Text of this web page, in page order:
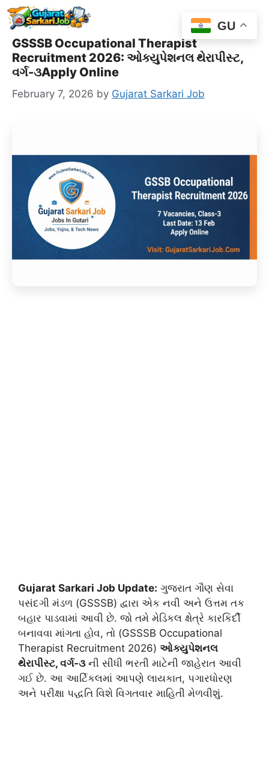
Skip
to
content
GSSSB Occupational Therapist
Recruitment 2026: ઓક્યુપેશનલ થેરાપીસ્ટ,
વર્ગ-૩Apply Online
February 7, 2026 by Gujarat Sarkari Job
Gujarat Sarkari Job Update: ગુજરાત ગૌણ સેવા
પસંદગી મંડળ (GSSSB) દ્વારા એક નવી અને ઉત્તમ તક
બહાર પાડવામાં આવી છે. જો તમે મેડિકલ ક્ષેત્રે કારકિર્દી
બનાવવા માંગતા હોવ, તો (GSSSB Occupational
Therapist Recruitment 2026) ઓક્યુપેશનલ
થેરાપીસ્ટ, વર્ગ-૩ની સીધી ભરતી માટેની જાહેરાત આવી
ગઈ છે. આ આર્ટિકલમાં આપણે લાયકાત, પગારધોરણ
અને પરીક્ષા પદ્ધતિ વિશે વિગતવાર માહિતી મેળવીશું.
GU